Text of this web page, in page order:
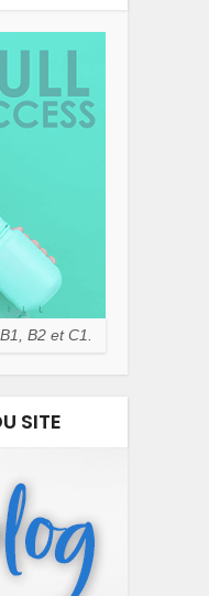
B2 et C1.
SITE